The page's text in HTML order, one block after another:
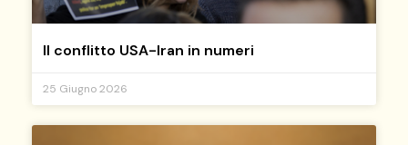
Il conflitto USA-Iran in numeri
25 Giugno 2026